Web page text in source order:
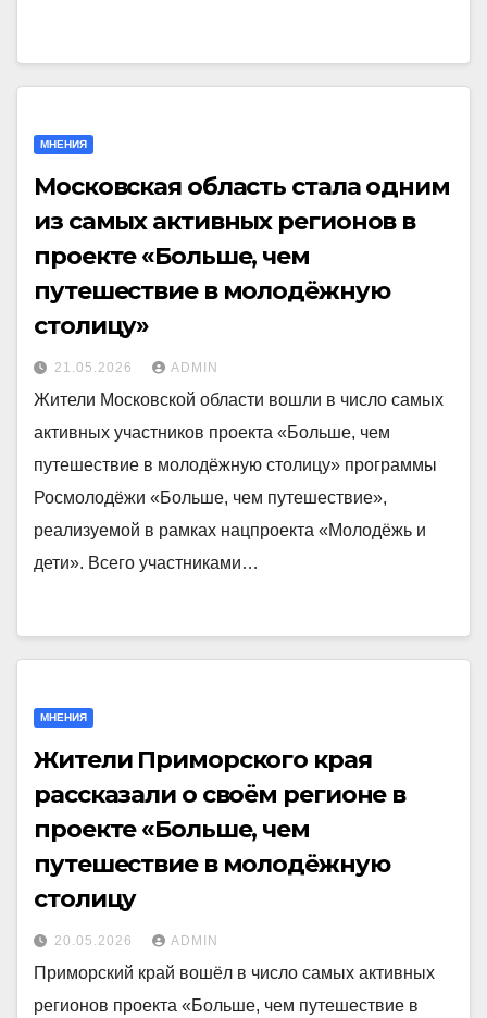
МНЕНИЯ
Московская область стала одним
из самых активных регионов в
проекте «Больше, чем
путешествие в молодёжную
столицу»
21.05.2026 ADMIN
Жители Московской области вошли в число самых
активных участников проекта «Больше, чем
путешествие в молодёжную столицу» программы
Росмолодёжи «Больше, чем путешествие»,
реализуемой в рамках нацпроекта «Молодёжь и
дети». Всего участниками…
МНЕНИЯ
Жители Приморского края
рассказали о своём регионе в
проекте «Больше, чем
путешествие в молодёжную
столицу
20.05.2026 ADMIN
Приморский край вошёл в число самых активных
регионов проекта «Больше, чем путешествие в